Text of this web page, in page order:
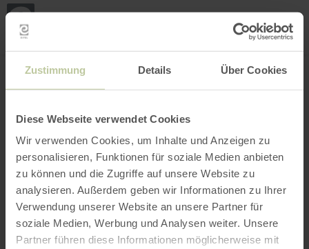
Zustimmung Details Über Cookies
Diese Webseite verwendet Cookies
Wir verwenden Cookies, um Inhalte und Anzeigen zu
personalisieren, Funktionen für soziale Medien anbieten
zu können und die Zugriffe auf unsere Website zu
analysieren. Außerdem geben wir Informationen zu Ihrer
Verwendung unserer Website an unsere Partner für
soziale Medien, Werbung und Analysen weiter. Unsere
Partner führen diese Informationen möglicherweise mit
INTERAKTIVE KARTE
Filter öffnen